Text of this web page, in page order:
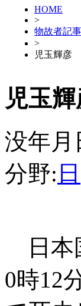
HOME
>
物故者記事
>
児玉輝彦
児玉
没年月
分野: 日
日本
0時12